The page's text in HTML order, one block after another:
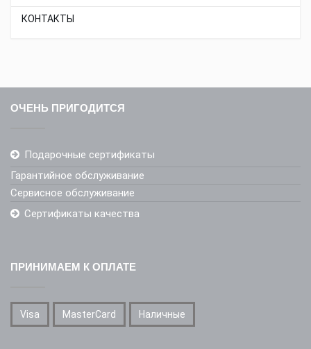
КОНТАКТЫ
ОЧЕНЬ ПРИГОДИТСЯ
Подарочные сертификаты
Гарантийное обслуживание
Сервисное обслуживание
Сертификаты качества
ПРИНИМАЕМ К ОПЛАТЕ
Visa MasterCard Наличные